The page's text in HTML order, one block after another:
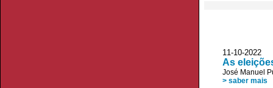
11-10-
As
José Manuel
> saber mais